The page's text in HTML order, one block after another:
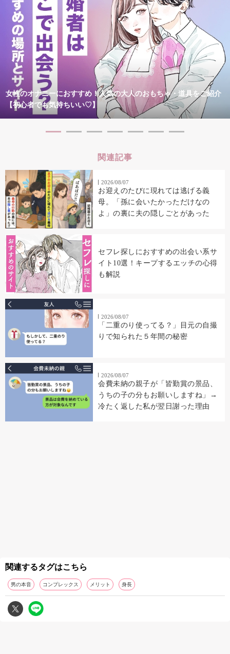
女性のオナニーにおすすめ！人気の大人のおもちゃ・道具をご紹介
【初心者でも気持ちいい♡】
関連記事
2026/08/07
お迎えのたびに現れては逃げる義
母。「孫に会いたかっただけなの
よ」の裏に夫の隠しごとがあった
セフレ探しにおすすめの出会い系サ
イト10選！キープするエッチの心得
も解説
2026/08/07
「二重のり使ってる？」目元の自撮
りで知られた５年間の秘密
2026/08/07
会費未納の親子が「皆勤賞の景品、
うちの子の分もお願いしますね」→
冷たく返した私が翌日謝った理由
関連するタグはこちら
男の本音 コンプレックス メリット 身長